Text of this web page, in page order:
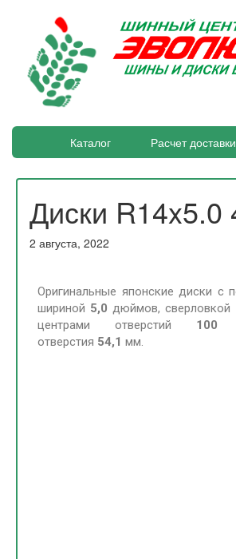
Каталог Расчет доставки
Диски R14x5.0
2 августа, 2022
Оригинальные японские диски с
шириной 5,0 дюймов, сверловкой
центрами отверстий 100
отверстия 54,1 мм.